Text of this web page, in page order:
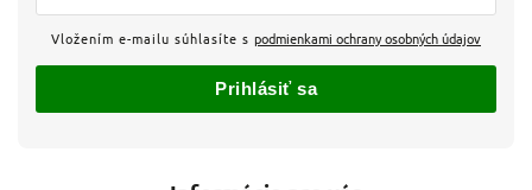
Vložením e-mailu súhlasíte s podmienkami ochrany osobných údajov
Prihlásiť sa